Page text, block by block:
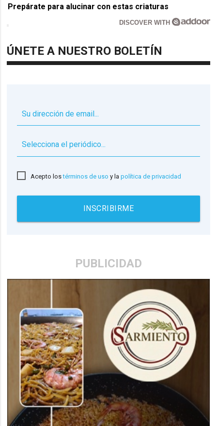
Prepárate para alucinar con estas criaturas
DISCOVER WITH
ÚNETE A NUESTRO BOLETÍN
Acepto lostérminos de uso y lapolítica de privacidad
INSCRIBIRME
PUBLICIDAD